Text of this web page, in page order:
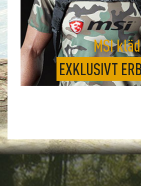
MSI
EXKLUSIVT